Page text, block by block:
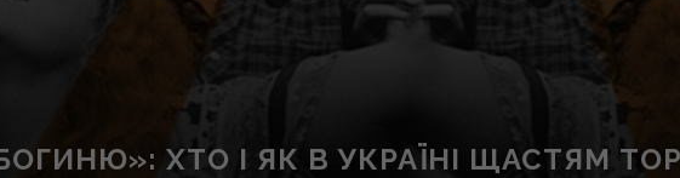
ХТО І ЯК В УКРАЇНІ ЩАСТЯМ